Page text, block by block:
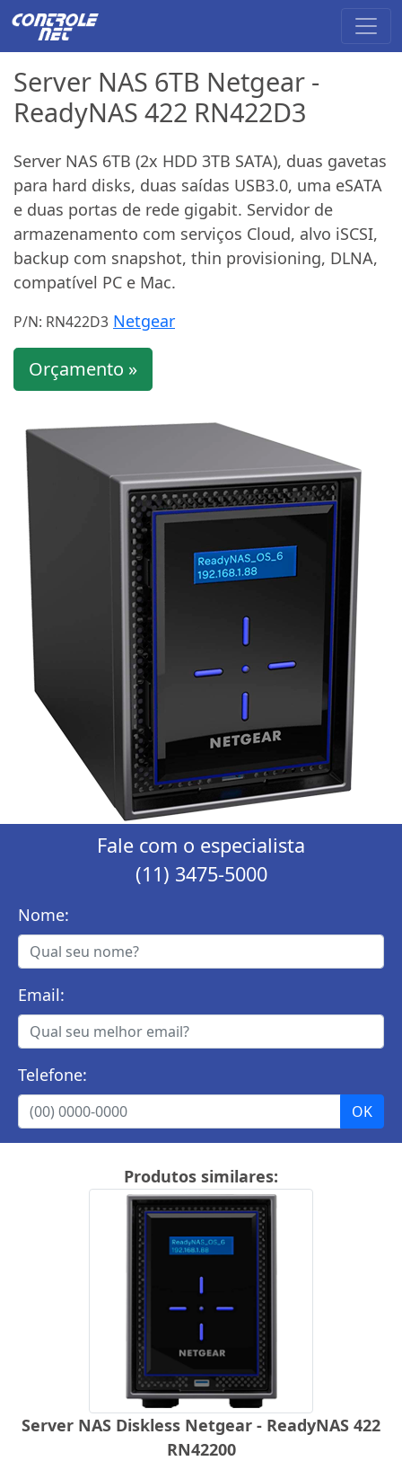
Server NAS 6TB Netgear -
ReadyNAS 422 RN422D3
Server NAS 6TB (2x HDD 3TB SATA), duas gavetas
para hard disks, duas saídas USB3.0, uma eSATA
e duas portas de rede gigabit. Servidor de
armazenamento com serviços Cloud, alvo iSCSI,
backup com snapshot, thin provisioning, DLNA,
compatível PC e Mac.
P/N: RN422D3 Netgear
Orçamento »
Fale com o especialista
(11) 3475-5000
Nome:
Email:
Telefone:
Produtos similares:
Server NAS Diskless Netgear - ReadyNAS 422
RN42200